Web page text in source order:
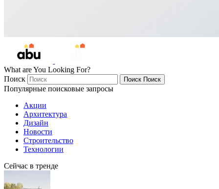
What are You Looking For?
Поиск
Поиск Поиск
Популярные поисковые запросы
Акции
Архитектура
Дизайн
Новости
Строительство
Технологии
Сейчас в тренде